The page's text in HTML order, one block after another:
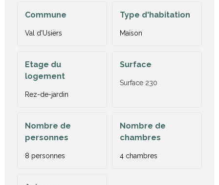
Commune
Val d'Usiers
Type d'habitation
Maison
Etage du
logement
Rez-de-jardin
Surface
Surface 230
Nombre de
personnes
8 personnes
Nombre de
chambres
4 chambres